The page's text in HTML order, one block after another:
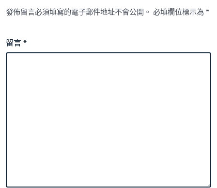
發佈留言必須填寫的電子郵件地址不會公開。 必填欄位標示為*
留言*